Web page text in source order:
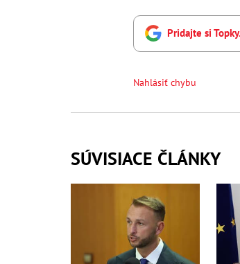
Pridajte si
Nahlásiť chybu
SÚVISIACE ČLÁNKY